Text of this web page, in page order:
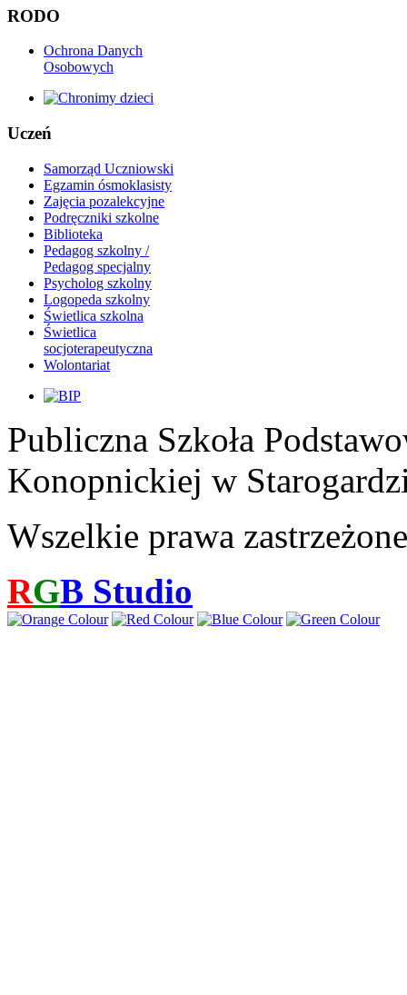
RODO
Ochrona Danych
Osobowych
Uczeń
Samorząd Uczniowski
Egzamin ósmoklasisty
Zajęcia pozalekcyjne
Podręczniki szkolne
Biblioteka
Pedagog szkolny /
Pedagog specjalny
Psycholog szkolny
Logopeda szkolny
Świetlica szkolna
Świetlica
socjoterapeutyczna
Wolontariat
Publiczna Szkoła
Konopnickiej w
Wszelkie prawa zastrzeżone
RGB Studio